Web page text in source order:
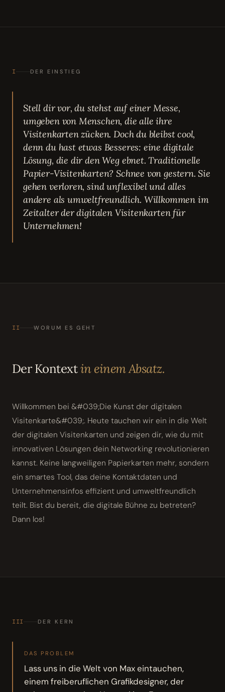
I DER EINSTIEG
Stell dir vor, du stehst auf einer Messe,
umgeben von Menschen, die alle ihre
Visitenkarten zücken. Doch du bleibst cool,
denn du hast etwas Besseres: eine digitale
Lösung, die dir den Weg ebnet. Traditionelle
Papier-Visitenkarten? Schnee von gestern. Sie
gehen verloren, sind unflexibel und alles
andere als umweltfreundlich. Willkommen im
Zeitalter der digitalen Visitenkarten für
Unternehmen!
II WORUM ES GEHT
Der Kontextin einem Absatz.
Willkommen bei &#039;Die Kunst der digitalen
Visitenkarte&#039;. Heute tauchen wir ein in die Welt
der digitalen Visitenkarten und zeigen dir, wie du mit
innovativen Lösungen dein Networking revolutionieren
kannst. Keine langweiligen Papierkarten mehr, sondern
ein smartes Tool, das deine Kontaktdaten und
Unternehmensinfos effizient und umweltfreundlich
teilt. Bist du bereit, die digitale Bühne zu betreten?
Dann los!
III DER KERN
DAS PROBLEM
Lass uns in die Welt von Max eintauchen,
einem freiberuflichen Grafikdesigner, der